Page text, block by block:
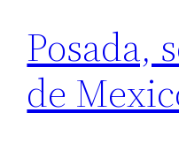
Posada,
de